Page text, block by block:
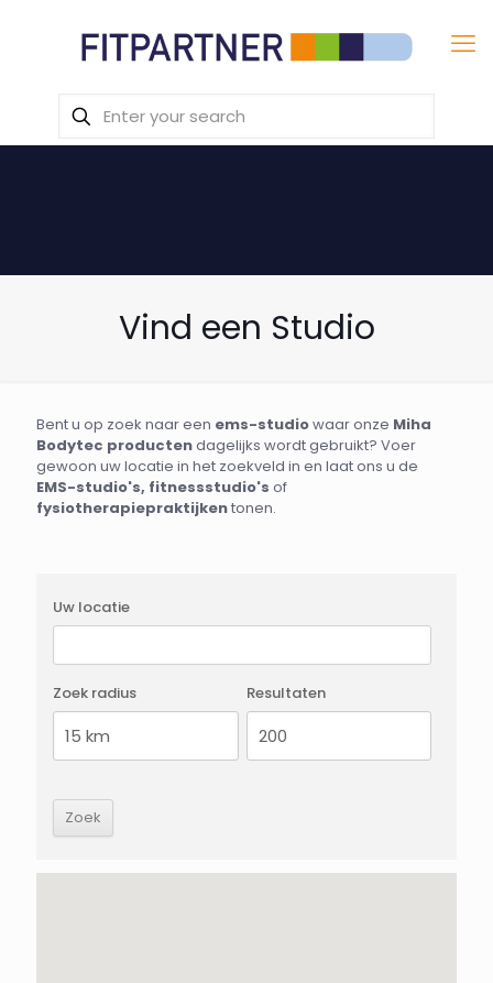
Vind een Studio
Bent u op zoek naar een ems-studiowaar onze Miha
Bodytec productendagelijks wordt gebruikt? Voer
gewoon uw locatie in het zoekveld in en laat ons u de
EMS-studio's, fitnessstudio's of
fysiotherapiepraktijkentonen.
Uw locatie
Zoek radius Resultaten